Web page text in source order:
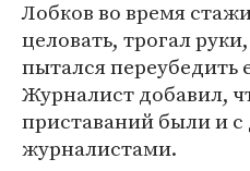
Лобков во время
целовать, трогал
пытался переубедить
Журналист добавил,
приставаний были и
журналистами.